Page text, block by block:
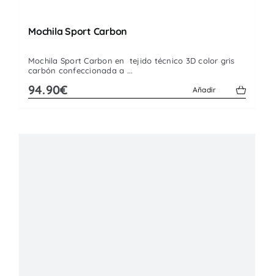
Mochila Sport Carbon
Mochila Sport Carbon en tejido técnico 3D color gris
carbón confeccionada a ...
94.90€ Añadir